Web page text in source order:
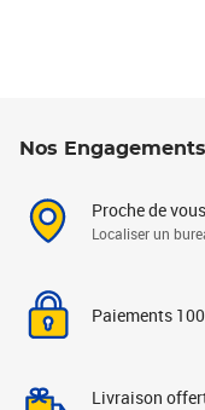
Nos Engagements
Proche de vous
Localiser un
Paiements
Livraison